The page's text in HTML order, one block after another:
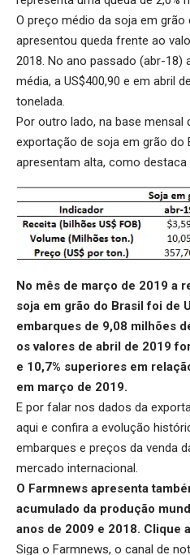
O preço médio da soja em
apresentou queda frente ao
2018. No ano passado (abr-18)
média, a US$400,90 e em abril
tonelada.
Por outro lado, na base
exportação de soja em grão do
apresentam alta, como destaca
No mês de março de 2019 a
soja em grão do Brasil foi de
embarques de 9,08 milhões
os valores de abril de 2019
e 10,7% superiores em
em março de 2019.
E por falar nos dados da
aqui e confira a evolução
embarques e preços da venda
mercado internacional.
O Farmnews apresenta
acumulado da produção
anos de 2009 e 2018. Clique
Siga o Farmnews, o canal de